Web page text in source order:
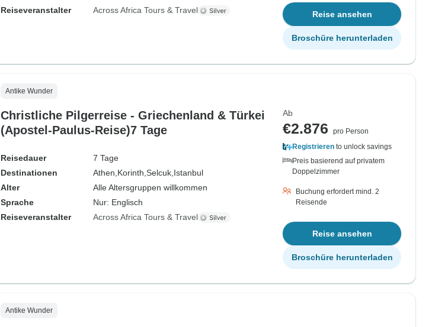
Reiseveranstalter
Across Africa Tours & Travel Reise ansehen
Broschüre herunterladen
Antike Wunder
Christliche Pilgerreise - Griechenland & Türkei
(Apostel-Paulus-Reise)7 Tage
Reisedauer
7 Tage
Destinationen
Athen, Korinth, Selcuk, Istanbul
Alter
Alle Altersgruppen willkommen
Sprache
Nur: Englisch
Reiseveranstalter
Across Africa Tours & Travel
Ab
€2.876
pro Person
Registrieren to unlock savings
Preis basierend auf privatem
Doppelzimmer
Buchung erfordert mind. 2
Reisende
Reise ansehen
Broschüre herunterladen
Antike Wunder